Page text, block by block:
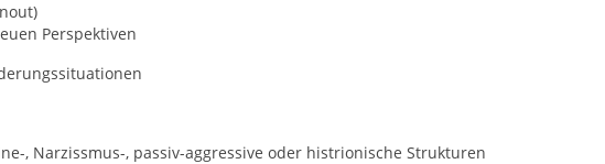
Perspektiven
, Narzissmus-, passiv-aggressive oder histrionische Strukturen